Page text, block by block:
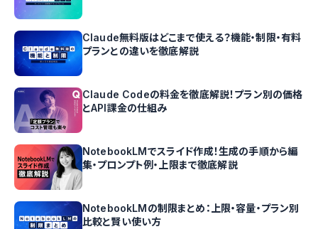
Claude無料版はどこまで使える？機能・制限・有料
プランとの違いを徹底解説
Claude Codeの料金を徹底解説！プラン別の価格
とAPI課金の仕組み
NotebookLMでスライド作成！生成の手順から編
集・プロンプト例・上限まで徹底解説
NotebookLMの制限まとめ：上限・容量・プラン別
比較と賢い使い方